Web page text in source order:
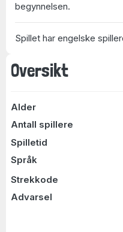
Oversikt
Alder
Antall spillere
Spilletid
Språk
Strekkode
Advarsel
begynnelsen.
Spillet har engelske